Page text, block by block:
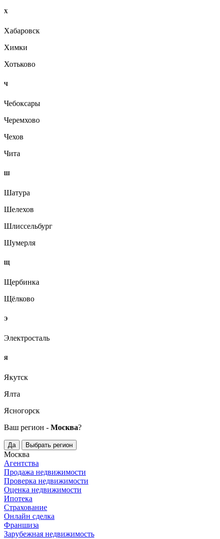
Х
Хабаровск
Химки
Хотьково
Ч
Чебоксары
Черемхово
Чехов
Чита
Ш
Шатура
Шелехов
Шлиссельбург
Шумерля
Щ
Щербинка
Щёлково
Э
Электросталь
Я
Якутск
Ялта
Ясногорск
Ваш регион - Москва?
Да Выбрать регион
Москва
Агентства
Продажа недвижимости
Проверка недвижимости
Оценка недвижимости
Ипотека
Страхование
Онлайн сделка
Франшиза
Зарубежная недвижимость